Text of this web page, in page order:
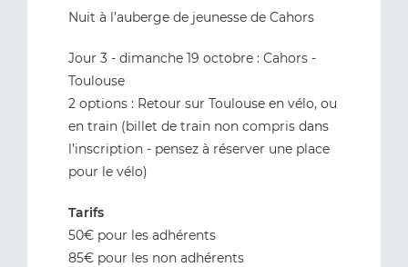
Nuit à l’auberge de jeunesse de Cahors
Jour 3 - dimanche 19 octobre : Cahors -
Toulouse
2 options : Retour sur Toulouse en vélo, ou
en train (billet de train non compris dans
l’inscription - pensez à réserver une place
pour le vélo)
Tarifs
50€ pour les adhérents
85€ pour les non adhérents